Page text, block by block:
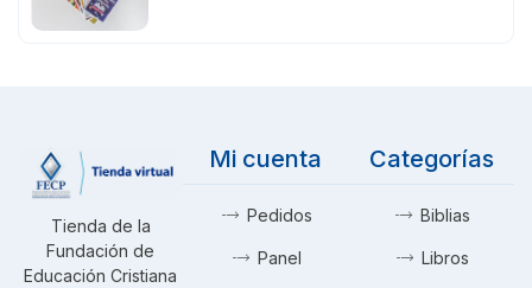
Tienda de la
Fundación de
Educación Cristiana
Mi cuenta
Pedidos
Panel
Categorías
Biblias
Libros